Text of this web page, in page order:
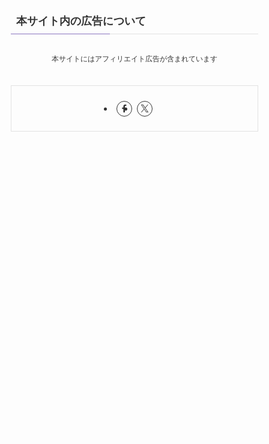
本サイト内の広告について
本サイトにはアフィリエイト広告が含まれています